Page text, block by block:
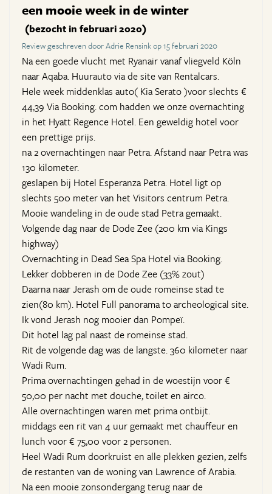
een mooie week in de winter
(bezocht in februari 2020)
Review geschreven door Adrie Rensink op 15 februari 2020
Na een goede vlucht met Ryanair vanaf vliegveld Köln
naar Aqaba. Huurauto via de site van Rentalcars.
Hele week middenklas auto( Kia Serato )voor slechts €
44,39 Via Booking. com hadden we onze overnachting
in het Hyatt Regence Hotel. Een geweldig hotel voor
een prettige prijs.
na 2 overnachtingen naar Petra. Afstand naar Petra was
130 kilometer.
geslapen bij Hotel Esperanza Petra. Hotel ligt op
slechts 500 meter van het Visitors centrum Petra.
Mooie wandeling in de oude stad Petra gemaakt.
Volgende dag naar de Dode Zee (200 km via Kings
highway)
Overnachting in Dead Sea Spa Hotel via Booking.
Lekker dobberen in de Dode Zee (33% zout)
Daarna naar Jerash om de oude romeinse stad te
zien(80 km). Hotel Full panorama to archeological site.
Ik vond Jerash nog mooier dan Pompeï.
Dit hotel lag pal naast de romeinse stad.
Rit de volgende dag was de langste. 360 kilometer naar
Wadi Rum.
Prima overnachtingen gehad in de woestijn voor €
50,00 per nacht met douche, toilet en airco.
Alle overnachtingen waren met prima ontbijt.
middags een rit van 4 uur gemaakt met chauffeur en
lunch voor € 75,00 voor 2 personen.
Heel Wadi Rum doorkruist en alle plekken gezien, zelfs
de restanten van de woning van Lawrence of Arabia.
Na een mooie zonsondergang terug naar de